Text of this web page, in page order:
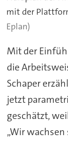
mit der
Eplan)
Mit der
die
Schaper
jetzt
geschätzt,
„Wir